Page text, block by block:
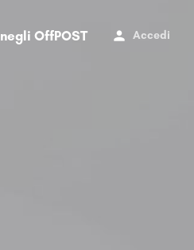
negli OffPOST Accedi